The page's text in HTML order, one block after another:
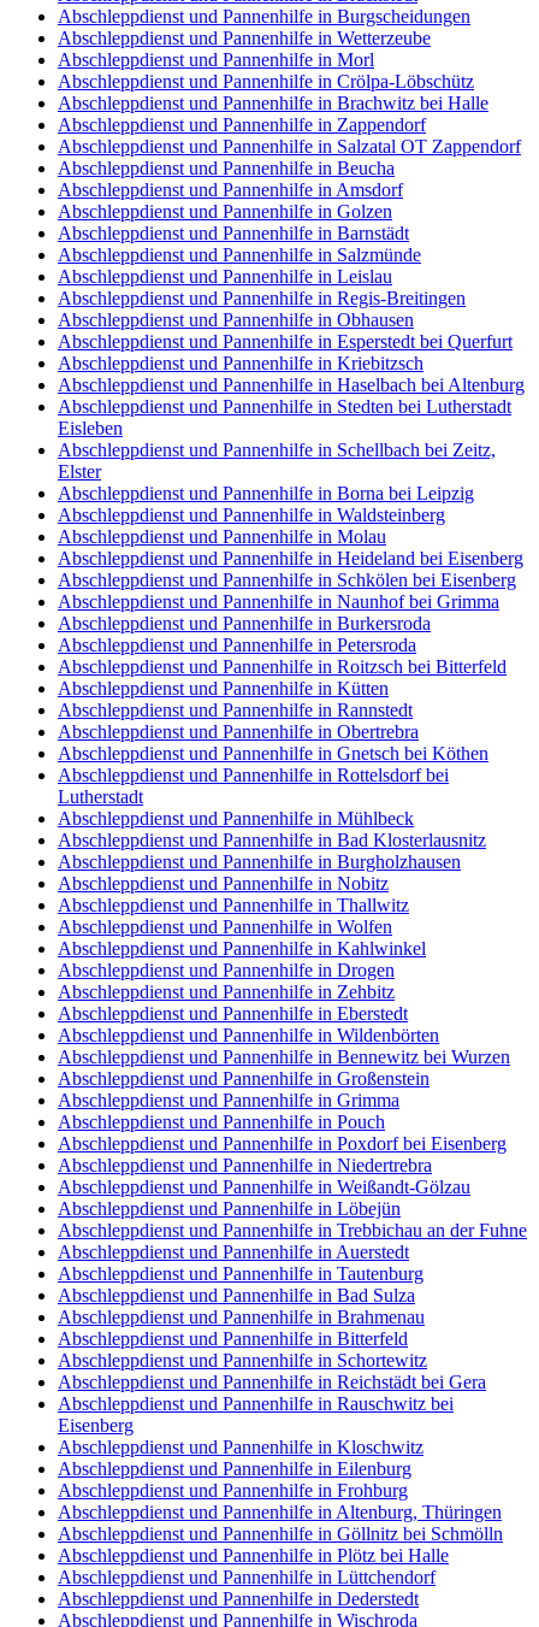
Abschleppdienst und Pannenhilfe in Burgscheidungen
Abschleppdienst und Pannenhilfe in Wetterzeube
Abschleppdienst und Pannenhilfe in Morl
Abschleppdienst und Pannenhilfe in Crölpa-Löbschütz
Abschleppdienst und Pannenhilfe in Brachwitz bei Halle
Abschleppdienst und Pannenhilfe in Zappendorf
Abschleppdienst und Pannenhilfe in Salzatal OT Zappendorf
Abschleppdienst und Pannenhilfe in Beucha
Abschleppdienst und Pannenhilfe in Amsdorf
Abschleppdienst und Pannenhilfe in Golzen
Abschleppdienst und Pannenhilfe in Barnstädt
Abschleppdienst und Pannenhilfe in Salzmünde
Abschleppdienst und Pannenhilfe in Leislau
Abschleppdienst und Pannenhilfe in Regis-Breitingen
Abschleppdienst und Pannenhilfe in Obhausen
Abschleppdienst und Pannenhilfe in Esperstedt bei Querfurt
Abschleppdienst und Pannenhilfe in Kriebitzsch
Abschleppdienst und Pannenhilfe in Haselbach bei Altenburg
Abschleppdienst und Pannenhilfe in Stedten bei Lutherstadt
Eisleben
Abschleppdienst und Pannenhilfe in Schellbach bei Zeitz,
Elster
Abschleppdienst und Pannenhilfe in Borna bei Leipzig
Abschleppdienst und Pannenhilfe in Waldsteinberg
Abschleppdienst und Pannenhilfe in Molau
Abschleppdienst und Pannenhilfe in Heideland bei Eisenberg
Abschleppdienst und Pannenhilfe in Schkölen bei Eisenberg
Abschleppdienst und Pannenhilfe in Naunhof bei Grimma
Abschleppdienst und Pannenhilfe in Burkersroda
Abschleppdienst und Pannenhilfe in Petersroda
Abschleppdienst und Pannenhilfe in Roitzsch bei Bitterfeld
Abschleppdienst und Pannenhilfe in Kütten
Abschleppdienst und Pannenhilfe in Rannstedt
Abschleppdienst und Pannenhilfe in Obertrebra
Abschleppdienst und Pannenhilfe in Gnetsch bei Köthen
Abschleppdienst und Pannenhilfe in Rottelsdorf bei
Lutherstadt
Abschleppdienst und Pannenhilfe in Mühlbeck
Abschleppdienst und Pannenhilfe in Bad Klosterlausnitz
Abschleppdienst und Pannenhilfe in Burgholzhausen
Abschleppdienst und Pannenhilfe in Nobitz
Abschleppdienst und Pannenhilfe in Thallwitz
Abschleppdienst und Pannenhilfe in Wolfen
Abschleppdienst und Pannenhilfe in Kahlwinkel
Abschleppdienst und Pannenhilfe in Drogen
Abschleppdienst und Pannenhilfe in Zehbitz
Abschleppdienst und Pannenhilfe in Eberstedt
Abschleppdienst und Pannenhilfe in Wildenbörten
Abschleppdienst und Pannenhilfe in Bennewitz bei Wurzen
Abschleppdienst und Pannenhilfe in Großenstein
Abschleppdienst und Pannenhilfe in Grimma
Abschleppdienst und Pannenhilfe in Pouch
Abschleppdienst und Pannenhilfe in Poxdorf bei Eisenberg
Abschleppdienst und Pannenhilfe in Niedertrebra
Abschleppdienst und Pannenhilfe in Weißandt-Gölzau
Abschleppdienst und Pannenhilfe in Löbejün
Abschleppdienst und Pannenhilfe in Trebbichau an der Fuhne
Abschleppdienst und Pannenhilfe in Auerstedt
Abschleppdienst und Pannenhilfe in Tautenburg
Abschleppdienst und Pannenhilfe in Bad Sulza
Abschleppdienst und Pannenhilfe in Brahmenau
Abschleppdienst und Pannenhilfe in Bitterfeld
Abschleppdienst und Pannenhilfe in Schortewitz
Abschleppdienst und Pannenhilfe in Reichstädt bei Gera
Abschleppdienst und Pannenhilfe in Rauschwitz bei
Eisenberg
Abschleppdienst und Pannenhilfe in Kloschwitz
Abschleppdienst und Pannenhilfe in Eilenburg
Abschleppdienst und Pannenhilfe in Frohburg
Abschleppdienst und Pannenhilfe in Altenburg, Thüringen
Abschleppdienst und Pannenhilfe in Göllnitz bei Schmölln
Abschleppdienst und Pannenhilfe in Plötz bei Halle
Abschleppdienst und Pannenhilfe in Lüttchendorf
Abschleppdienst und Pannenhilfe in Dederstedt
Abschleppdienst und Pannenhilfe in Wischroda